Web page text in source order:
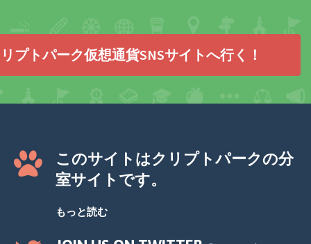
プトパーク仮想通貨SNSサイトへ行く！
このサイトはクリプトパークの分
室サイトです。
もっと読む